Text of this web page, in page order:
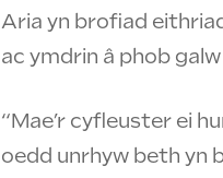
Aria yn brofiad
ac ymdrin â phob
“Mae’r cyfleuster ei
oedd unrhyw beth yn